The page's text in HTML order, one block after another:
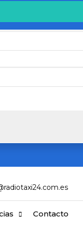
Email
Contacto